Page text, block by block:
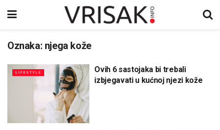
Oznaka: njega kože
LIFESTYLE
Ovih 6 sastojaka bi trebali
izbjegavati u kućnoj njezi kože